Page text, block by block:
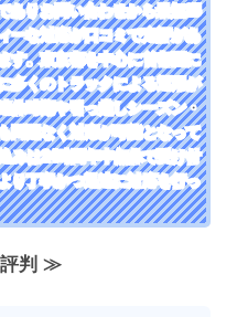
りお問い合わせから最短25
ーな対応が口コミで定評があ
す。東京都を中心に首都圏に
多くのトラックによる運用が
休時期や引っ越しシーズン・
問題なく対応が可能となって
みは24時間年中無休で受け付
り丁寧かつ迅速に対応を行っ
評判 ≫